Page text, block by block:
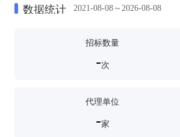
数据统计 2021-08-08～2026-08-08
招标数量
-次
代理单位
-家